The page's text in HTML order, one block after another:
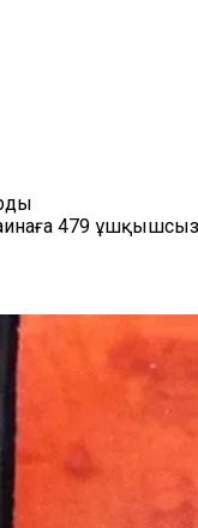
479